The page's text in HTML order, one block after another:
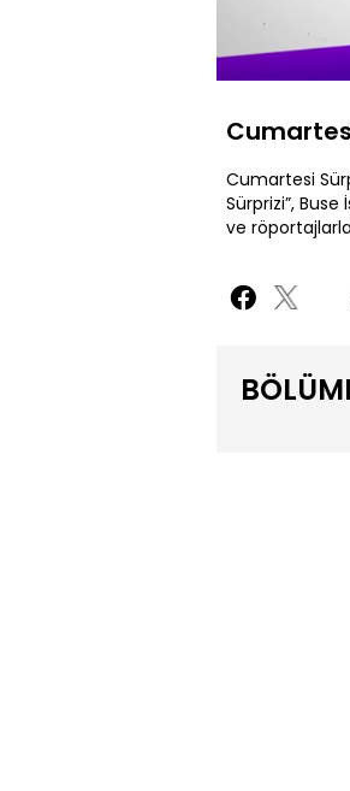
Yüklendi
Cumartesi
Sürprizi”,
ve